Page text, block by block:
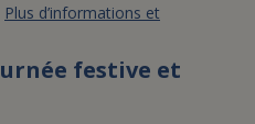
Plus d’informations et
festive et